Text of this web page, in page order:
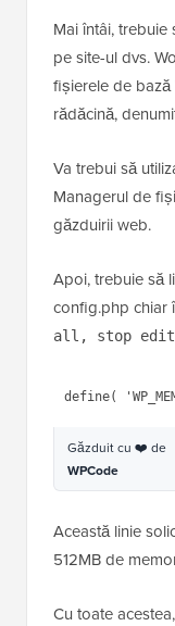
Mai întâi,
pe site-ul dvs.
fișierele de
rădăcină,
Va trebui să
Managerul de
găzduirii web.
Apoi, trebuie să
config.php chiar
all, stop
'512M'
WPCode
512MB de